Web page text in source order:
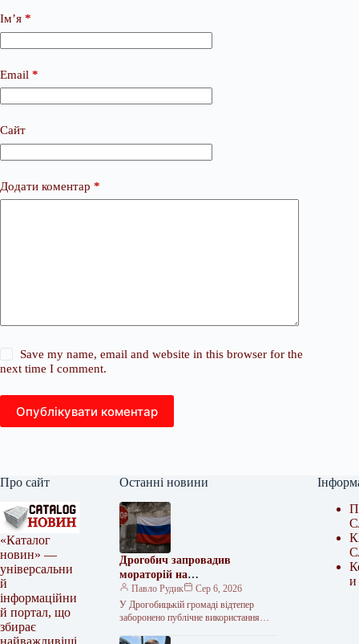
Ім’я *
Email *
Сайт
Додати коментар *
Save my name, email and website in this browser for the
next time I comment.
Опублікувати коментар
Про сайт
«Каталог
новин» —
універсальни
й
інформаційни
й портал, що
збирає
Останні новини
Дрогобич запровадив
мораторій на
російськомовний культурний
продукт
Павло Рудик
Сер 6, 2026
У Дрогобицькій громаді відтепер
заборонено публічне використання
и